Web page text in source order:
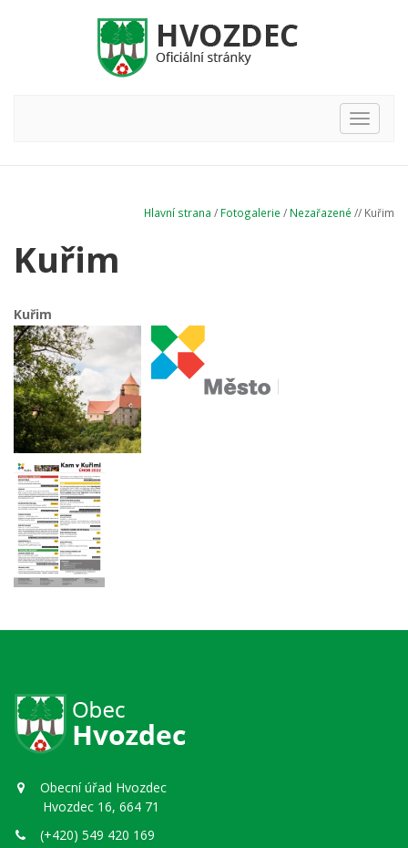
Hlavní
nabídka
Hlavní strana / Fotogalerie / Nezařazené // Kuřim
Kuřim
Kuřim
Obecní úřad Hvozdec
Hvozdec 16, 664 71
(+420) 549 420 169